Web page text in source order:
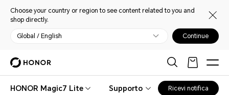
Choose your country or region to see content related to you and
shop directly.
Global / English Continue
HONOR Magic7 Lite Supporto Ricevi notifica